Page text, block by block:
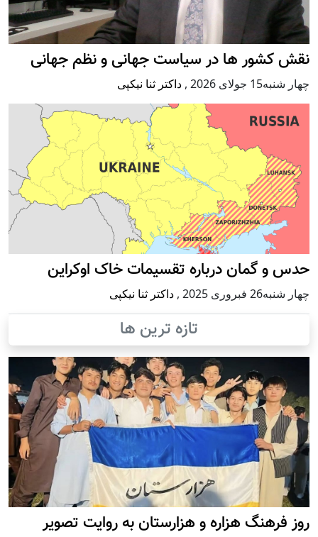
نقش کشور ها در سیاست جهانی و نظم جهانی
چهار شنبه15 جولای 2026 , داکتر ثنا نیکپی
حدس و گمان درباره تقسیمات خاک اوکراین
چهار شنبه26 فبروری 2025 , داکتر ثنا نیکپی
تازه ترین ها
روز فرهنگ هزاره و هزارستان به روایت تصویر